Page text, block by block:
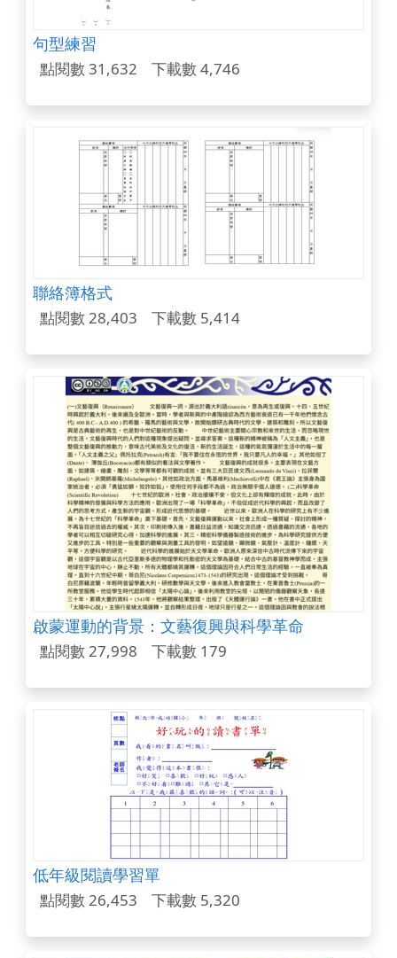
句型練習
點閱數 31,632 下載數 4,746
聯絡簿格式
點閱數 28,403 下載數 5,414
啟蒙運動的背景：文藝復興與科學革命
點閱數 27,998 下載數 179
低年級閱讀學習單
點閱數 26,453 下載數 5,320